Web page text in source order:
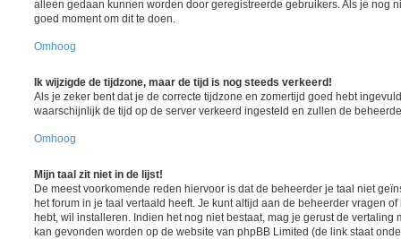
alleen gedaan kunnen worden door geregistreerde gebruikers. Als je nog
goed moment om dit te doen.
Omhoog
Ik wijzigde de tijdzone, maar de tijd is nog steeds verkeerd!
Als je zeker bent dat je de correcte tijdzone en zomertijd goed hebt
waarschijnlijk de tijd op de server verkeerd ingesteld en zullen de
Omhoog
Mijn taal zit niet in de lijst!
De meest voorkomende reden hiervoor is dat de beheerder je taal niet
het forum in je taal vertaald heeft. Je kunt altijd aan de beheerder vragen
hebt, wil installeren. Indien het nog niet bestaat, mag je gerust de vertaling
kan gevonden worden op de website van phpBB Limited (de link staat